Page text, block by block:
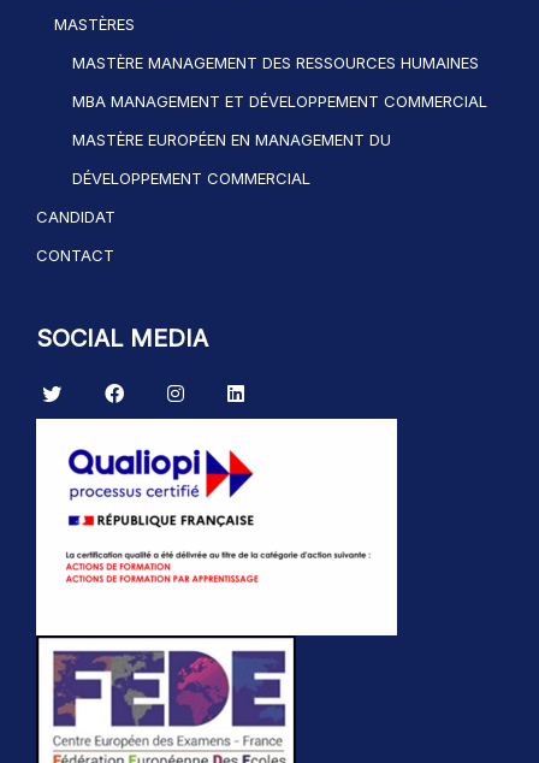
MASTÈRES
MASTÈRE MANAGEMENT DES RESSOURCES HUMAINES
MBA MANAGEMENT ET DÉVELOPPEMENT COMMERCIAL
MASTÈRE EUROPÉEN EN MANAGEMENT DU
DÉVELOPPEMENT COMMERCIAL
CANDIDAT
CONTACT
SOCIAL MEDIA